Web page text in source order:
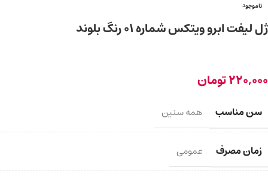
ناموجود
ژل لیفت ابرو ویتکس شماره ۰۱ رنگ بلوند
220,000تومان
سن مناسب همه سنین
زمان مصرف عمومی